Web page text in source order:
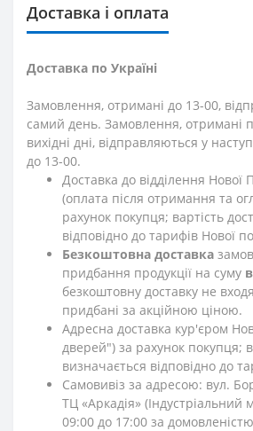
Доставка і оплата
Доставка по Україні
Замовлення, отримані до 13-00,
самий день. Замовлення, отримані
вихідні дні, відправляються у
до 13-00.
Доставка до відділення
(оплата після отримання та
рахунок покупця; вартість
відповідно до тарифів Нової
Безкоштовна доставка
придбання продукції на суму
безкоштовну доставку не
придбані за акційною ціною.
Адресна доставка кур'єром
дверей") за рахунок покупця;
визначається відповідно до
Самовивіз за адресою: вул.
ТЦ «Аркадія» (Індустріальний
09:00 до 17:00 за